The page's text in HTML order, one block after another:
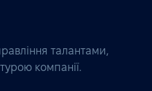
талантами,
компанії.